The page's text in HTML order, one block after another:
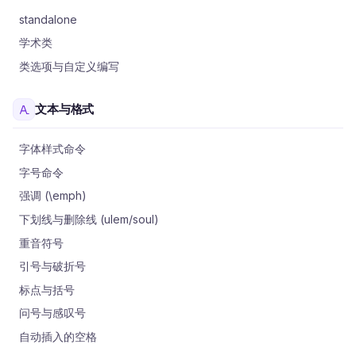
standalone
学术类
类选项与自定义编写
文本与格式
字体样式命令
字号命令
强调 (\emph)
下划线与删除线 (ulem/soul)
重音符号
引号与破折号
标点与括号
问号与感叹号
自动插入的空格